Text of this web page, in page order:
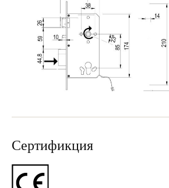
English
Сохранить новый выбор по умолчанию
Сертификция